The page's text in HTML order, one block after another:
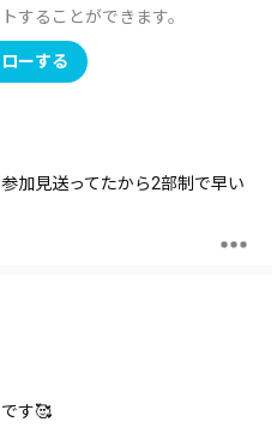
することができます。
ーする
加見送ってたから2部制で早い
す🥰